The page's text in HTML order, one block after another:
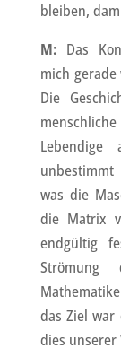
bleiben,
M:Das
mich
Die
was die
die Matrix
endgültig
das Ziel war
dies unserer